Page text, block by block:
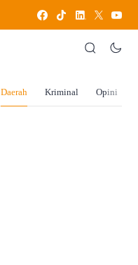
Daerah Kriminal Opini